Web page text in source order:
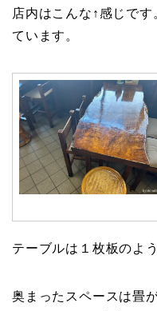
店内はこんな↑感じで
ています。
テーブルは１枚板のよ
奥まったスペースは畳